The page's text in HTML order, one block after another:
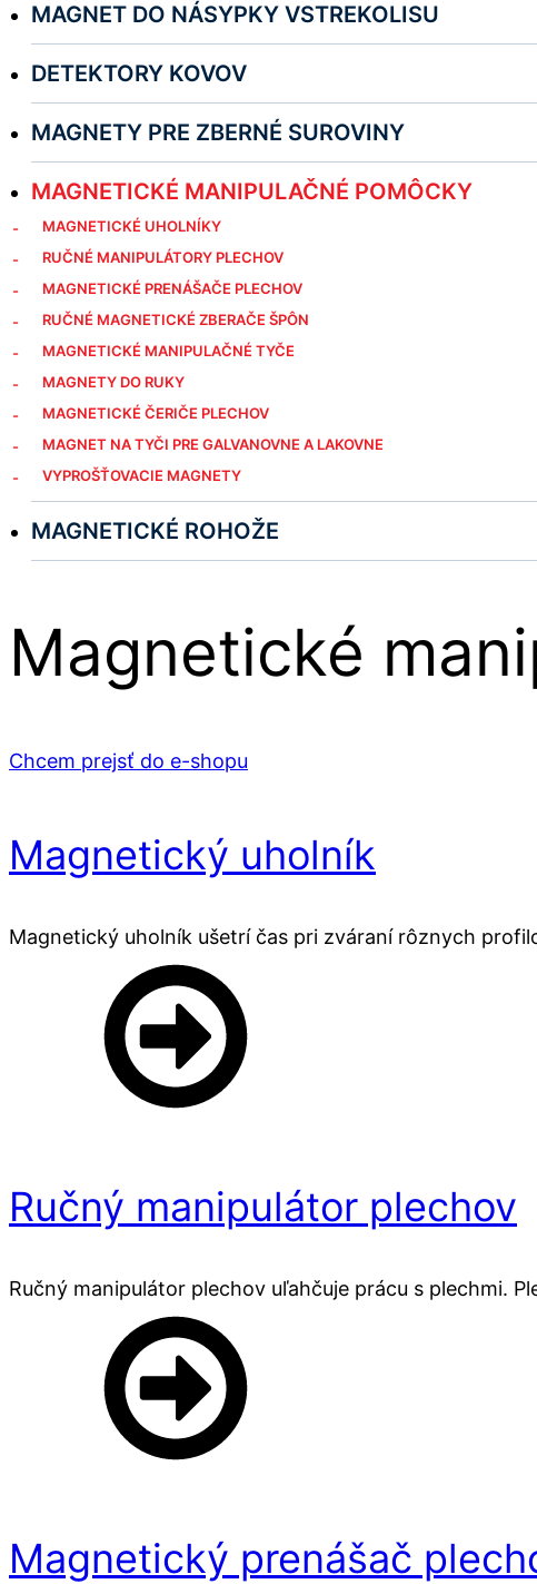
MAGNET DO NÁSYPKY VSTREKOLISU
DETEKTORY KOVOV
MAGNETY PRE ZBERNÉ SUROVINY
MAGNETICKÉ MANIPULAČNÉ POMÔCKY
MAGNETICKÉ UHOLNÍKY
RUČNÉ MANIPULÁTORY PLECHOV
MAGNETICKÉ PRENÁŠAČE PLECHOV
RUČNÉ MAGNETICKÉ ZBERAČE ŠPÔN
MAGNETICKÉ MANIPULAČNÉ TYČE
MAGNETY DO RUKY
MAGNETICKÉ ČERIČE PLECHOV
MAGNET NA TYČI PRE GALVANOVNE A LAKOVNE
VYPROŠŤOVACIE MAGNETY
MAGNETICKÉ ROHOŽE
Magnetické
Chcem prejsť do e-shopu
Magnetický uholník
Magnetický uholník ušetrí čas pri zváraní rôznych
Ručný manipulátor plechov
Ručný manipulátor plechov uľahčuje prácu s plechmi.
Magnetický prenášač